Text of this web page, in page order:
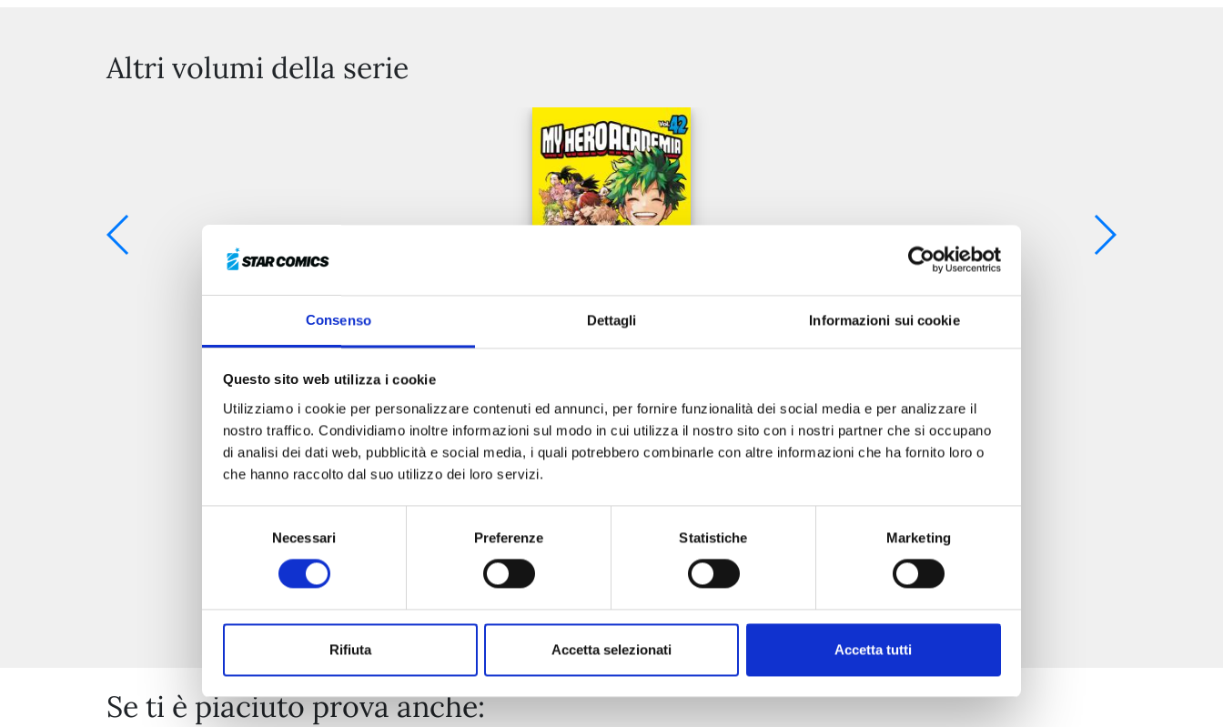
Consenso Dettagli Informazioni sui cookie
Questo sito web utilizza i cookie
Utilizziamo i cookie per personalizzare contenuti ed annunci, per fornire funzionalità dei social media e per analizzare il
nostro traffico. Condividiamo inoltre informazioni sul modo in cui utilizza il nostro sito con i nostri partner che si occupano
di analisi dei dati web, pubblicità e social media, i quali potrebbero combinarle con altre informazioni che ha fornito loro o
che hanno raccolto dal suo utilizzo dei loro servizi.
Necessari Preferenze Statistiche Marketing
Rifiuta Accetta selezionati Accetta tutti
Altri volumi della serie
01/07/2025
€ 5,20
Se ti è piaciuto prova anche: